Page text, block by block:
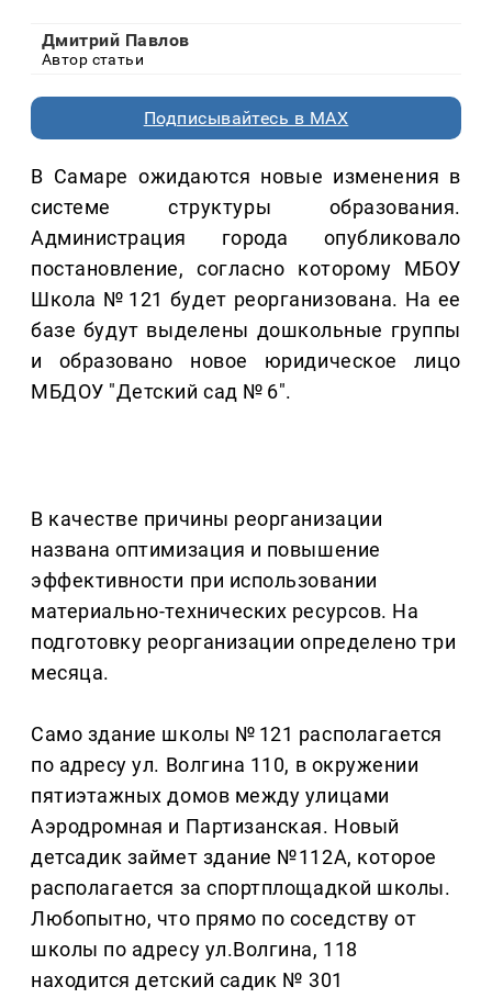
Дмитрий Павлов
Автор статьи
Подписывайтесь в MAX
В Самаре ожидаются новые изменения в
системе структуры образования.
Администрация города опубликовало
постановление, согласно которому МБОУ
Школа № 121 будет реорганизована. На ее
базе будут выделены дошкольные группы
и образовано новое юридическое лицо
МБДОУ "Детский сад № 6".
В качестве причины реорганизации
названа оптимизация и повышение
эффективности при использовании
материально-технических ресурсов. На
подготовку реорганизации определено три
месяца.
Само здание школы № 121 располагается
по адресу ул. Волгина 110, в окружении
пятиэтажных домов между улицами
Аэродромная и Партизанская. Новый
детсадик займет здание №112А, которое
располагается за спортплощадкой школы.
Любопытно, что прямо по соседству от
школы по адресу ул.Волгина, 118
находится детский садик № 301